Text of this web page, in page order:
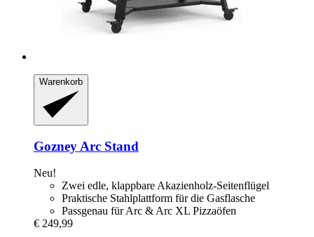
Warenkorb
Gozney Arc Stand
Neu!
Zwei edle, klappbare Akazienholz-Seitenflügel
Praktische Stahlplattform für die Gasflasche
Passgenau für Arc & Arc XL Pizzaöfen
€ 249,99